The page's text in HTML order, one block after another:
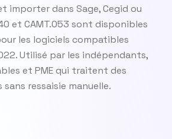
importer dans Sage, Cegid ou
et CAMT.053 sont disponibles
les logiciels compatibles
Utilisé par les indépendants,
et PME qui traitent des
sans ressaisie manuelle.